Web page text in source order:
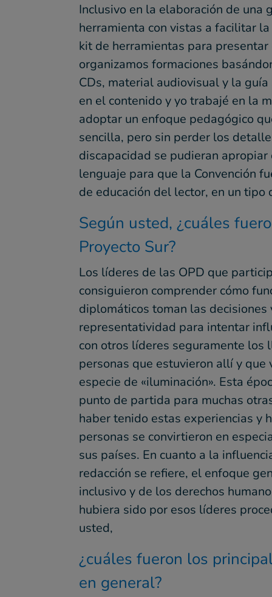
Inclusivo en la elaboración de una
herramienta con vistas a facilitar
kit de herramientas para
organizamos formaciones
CDs, material audiovisual y la
en el contenido y yo trabajé en la
adoptar un enfoque pedagógico
sencilla, pero sin perder los
discapacidad se pudieran
lenguaje para que la Convención
de educación del lector, en un
Según usted, ¿cuáles
Proyecto Sur?
Los líderes de las OPD que
consiguieron comprender cómo
diplomáticos toman las
representatividad para intentar
con otros líderes seguramente los
personas que estuvieron allí y
especie de «iluminación». Esta
punto de partida para muchas
haber tenido estas experiencias y
personas se convirtieron en
sus países. En cuanto a la
redacción se refiere, el enfoque
inclusivo y de los derechos
hubiera sido por esos líderes
usted,
¿cuáles fueron los
en general?